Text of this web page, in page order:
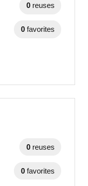
0 reuses
0 favorites
0 reuses
0 favorites